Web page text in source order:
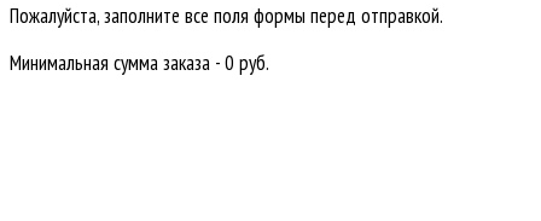
Пожалуйста, заполните все поля формы перед отправкой.
Минимальная сумма заказа - 0 руб.